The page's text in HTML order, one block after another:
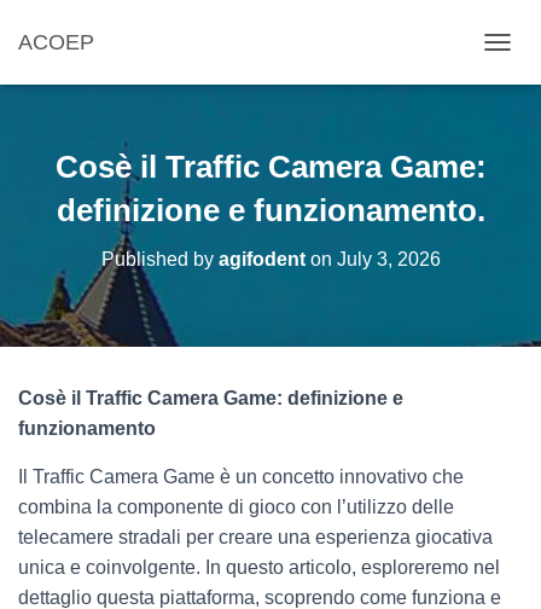
ACOEP
Cosè il Traffic Camera Game:
definizione e funzionamento.
Published by agifodenton July 3, 2026
Cosè il Traffic Camera Game: definizione e
funzionamento
Il Traffic Camera Game è un concetto innovativo che
combina la componente di gioco con l’utilizzo delle
telecamere stradali per creare una esperienza giocativa
unica e coinvolgente. In questo articolo, esploreremo nel
dettaglio questa piattaforma, scoprendo come funziona e